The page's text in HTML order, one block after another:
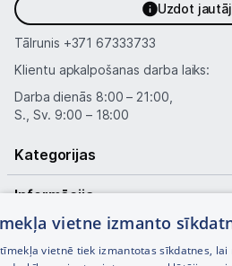
Uzdot
Tālrunis +371 67333733
Klientu apkalpošanas darba laiks:
Darba dienās 8:00 – 21:00,
S., Sv. 9:00 – 18:00
Kategorijas
Informācija
Noderīgas saites
vietne izmanto
vietnē tiek izmantotas sīkdatnes,